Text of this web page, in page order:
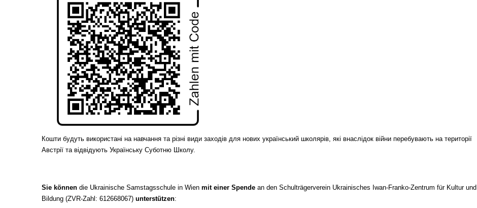
Кошти будуть використані на навчання та різні види заходів для нових український школярів, які внаслідок війни перебувають на території
Австрії та відвідують Українську Суботню Школу.
Sie können die Ukrainische Samstagsschule in Wien mit einer Spende an den Schulträgerverein Ukrainisches Iwan-Franko-Zentrum für Kultur und
Bildung (ZVR-Zahl: 612668067) unterstützen: